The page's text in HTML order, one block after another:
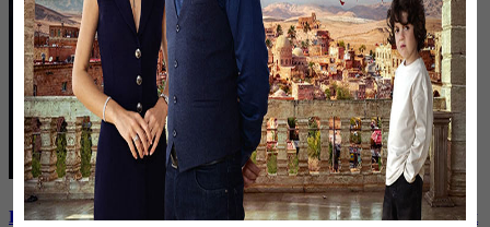
Баспанасын ала алмай жүрген бір топ шымкенттік әкімдік